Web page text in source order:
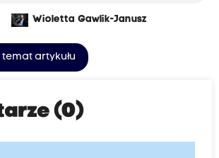
Wioletta Gawlik-Janusz
artykułu
(0)